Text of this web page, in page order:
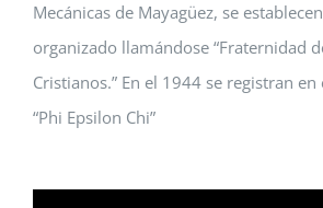
Mecánicas de Mayagüez, se
organizado llamándose “Fraternidad
Cristianos.” En el 1944 se registran
“Phi Epsilon Chi”